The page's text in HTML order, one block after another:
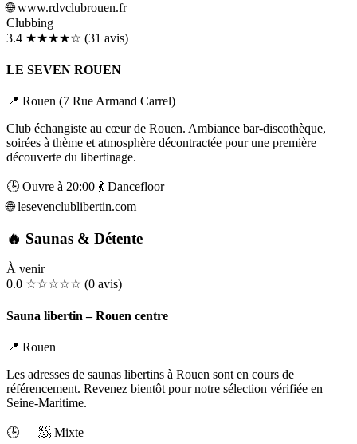
🌐www.rdvclubrouen.fr
Clubbing
3.4 ★★★★☆ (31 avis)
LE SEVEN ROUEN
📍 Rouen (7 Rue Armand Carrel)
Club échangiste au cœur de Rouen. Ambiance bar-discothèque,
soirées à thème et atmosphère décontractée pour une première
découverte du libertinage.
🕒 Ouvre à 20:00 💃 Dancefloor
🌐lesevenclublibertin.com
🔥 Saunas & Détente
À venir
0.0 ☆☆☆☆☆ (0 avis)
Sauna libertin – Rouen centre
📍 Rouen
Les adresses de saunas libertins à Rouen sont en cours de
référencement. Revenez bientôt pour notre sélection vérifiée en
Seine-Maritime.
🕒 — 🧖 Mixte